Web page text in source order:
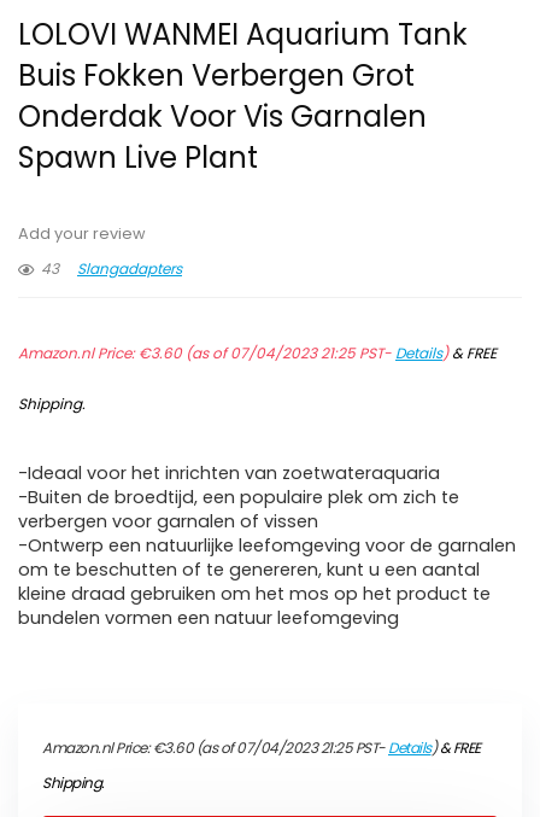
LOLOVI WANMEI Aquarium Tank
Buis Fokken Verbergen Grot
Onderdak Voor Vis Garnalen
Spawn Live Plant
Add your review
43
Slangadapters
Amazon.nl Price:€3.60(as of 07/04/2023 21:25 PST- Details)&FREE
Shipping.
-Ideaal voor het inrichten van zoetwateraquaria
-Buiten de broedtijd, een populaire plek om zich te
verbergen voor garnalen of vissen
-Ontwerp een natuurlijke leefomgeving voor de garnalen
om te beschutten of te genereren, kunt u een aantal
kleine draad gebruiken om het mos op het product te
bundelen vormen een natuur leefomgeving
Amazon.nl Price:€3.60(as of 07/04/2023 21:25 PST-Details)&FREE
Shipping.